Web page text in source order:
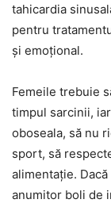
tahicardia
pentru
și emoțional.
Femeile trebuie
timpul sarcinii,
oboseala, să nu
sport, să
alimentație.
anumitor boli de